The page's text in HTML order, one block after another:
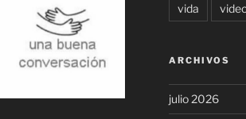
vida
ARCHIVOS
julio 2026